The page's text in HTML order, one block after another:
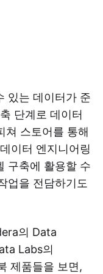
있는 데이터가 준
단계로 데이터
쳐 스토어를 통해
이터 엔지니어링
구축에 활용할 수
업을 전담하기도
의 Data
Labs의
제품들을 보면,